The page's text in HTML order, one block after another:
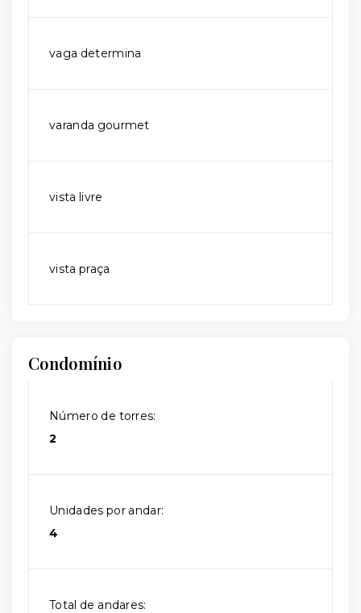
vaga determina
varanda gourmet
vista livre
vista praça
Condomínio
Número de torres:
2
Unidades por andar:
4
Total de andares: